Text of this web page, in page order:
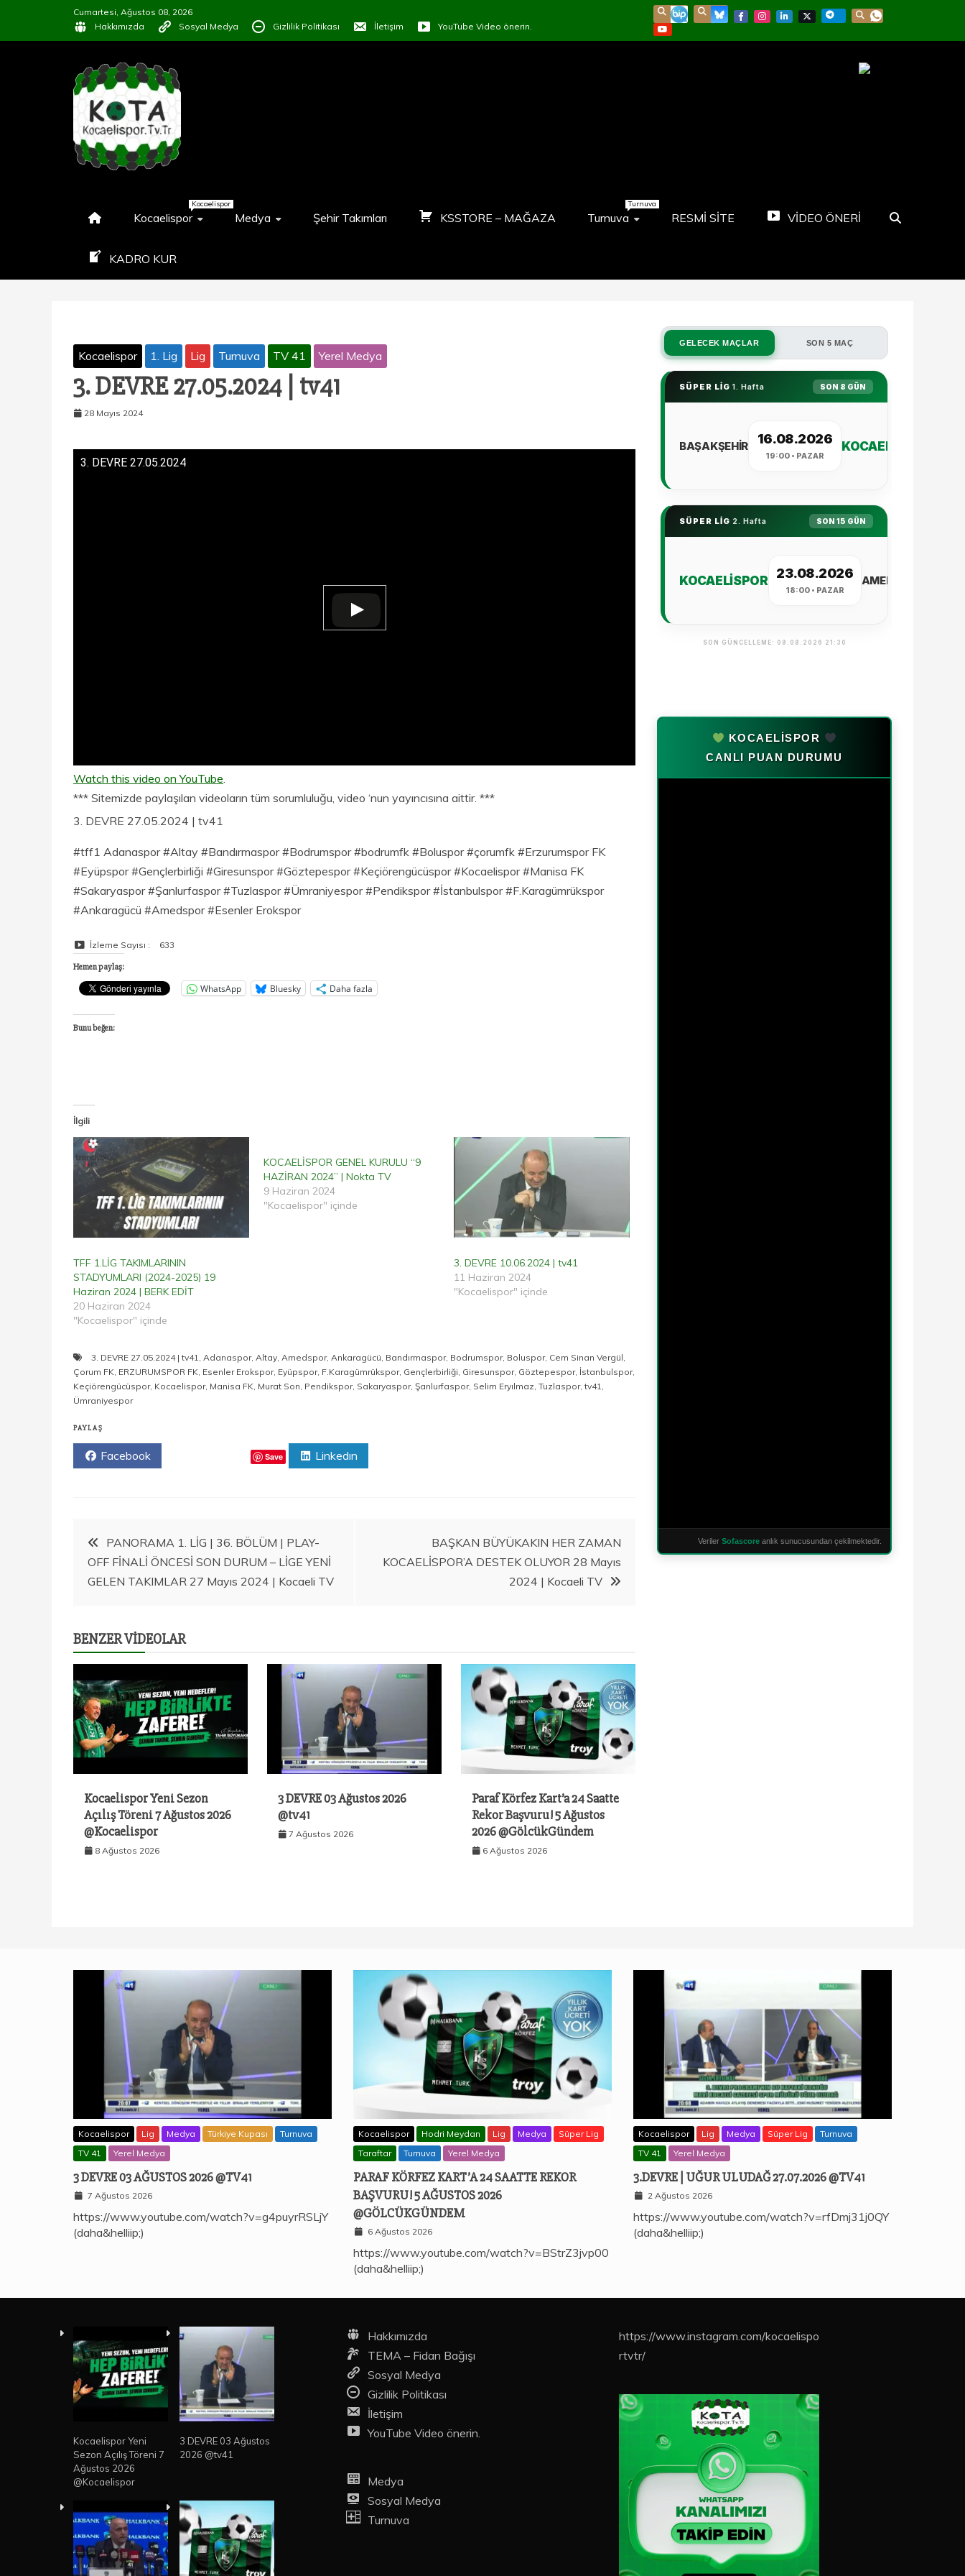
Cumartesi, Ağustos 08, 2026
Hakkımızda
Sosyal Medya Gizlilik Politikası İletişim YouTube Video önerin.
KOCAELISPORTVTR
Kocaelispor
Kocaelispor
Medya Şehir Takımları KSSTORE – MAĞAZA Turnuva
Turnuva
RESMİ SİTE VİDEO ÖNERİ
KADRO KUR
Kocaelispor 1. Lig Lig Turnuva TV 41 Yerel Medya
3. DEVRE 27.05.2024 | tv41
28 Mayıs 2024
3. DEVRE 27.05.2024
Watch this video on YouTube.
*** Sitemizde paylaşılan videoların tüm sorumluluğu, video ‘nun yayıncısına aittir. ***
3. DEVRE 27.05.2024 | tv41
#tff1 Adanaspor #Altay #Bandırmaspor #Bodrumspor #bodrumfk #Boluspor #çorumfk #Erzurumspor FK
#Eyüpspor #Gençlerbirliği #Giresunspor #Göztepespor #Keçiörengücüspor #Kocaelispor #Manisa FK
#Sakaryaspor #Şanlurfaspor #Tuzlaspor #Ümraniyespor #Pendikspor #İstanbulspor #F.Karagümrükspor
#Ankaragücü #Amedspor #Esenler Erokspor
İzleme Sayısı : 633
Hemen paylaş:
WhatsApp Bluesky Daha fazla
Bunu beğen:
İlgili
TFF 1.LİG TAKIMLARININ
STADYUMLARI (2024-2025) 19
Haziran 2024 | BERK EDİT
20 Haziran 2024
"Kocaelispor" içinde
KOCAELİSPOR GENEL KURULU “9
HAZİRAN 2024” | Nokta TV
9 Haziran 2024
"Kocaelispor" içinde
3. DEVRE 10.06.2024 | tv41
11 Haziran 2024
"Kocaelispor" içinde
3. DEVRE 27.05.2024 | tv41, Adanaspor, Altay, Amedspor, Ankaragücü, Bandırmaspor, Bodrumspor, Boluspor, Cem Sinan Vergül,
Çorum FK, ERZURUMSPOR FK, Esenler Erokspor, Eyüpspor, F.Karagümrükspor, Gençlerbirliği, Giresunspor, Göztepespor, İstanbulspor,
Keçiörengücüspor, Kocaelispor, Manisa FK, Murat Son, Pendikspor, Sakaryaspor, Şanlurfaspor, Selim Eryılmaz, Tuzlaspor,tv41,
Ümraniyespor
PAYLAŞ
Facebook Save Linkedın
Yazı
gezinmesi
PANORAMA 1. LİG | 36. BÖLÜM | PLAY-
OFF FİNALİ ÖNCESİ SON DURUM – LİGE YENİ
GELEN TAKIMLAR 27 Mayıs 2024 | Kocaeli TV
BAŞKAN BÜYÜKAKIN HER ZAMAN
KOCAELİSPOR’A DESTEK OLUYOR 28 Mayıs
2024 | Kocaeli TV
BENZER VIDEOLAR
Kocaelispor Yeni Sezon
Açılış Töreni 7 Ağustos 2026
@Kocaelispor
8 Ağustos 2026
3 DEVRE 03 Ağustos 2026
@tv41
7 Ağustos 2026
Paraf Körfez Kart’a 24 Saatte
Rekor Başvuru! 5 Ağustos
2026 @GölcükGündem
6 Ağustos 2026
KOCAELİSPOR
CANLI PUAN DURUMU
Veriler Sofascore anlık sunucusundan çekilmektedir.
Kocaelispor Lig Medya Türkiye Kupası
Turnuva
TV 41
Yerel Medya
3 DEVRE 03 AĞUSTOS 2026 @TV41
7 Ağustos 2026
https://www.youtube.com/watch?v=g4puyrRSLjY
(daha&helliip;)
Kocaelispor Hodri Meydan Lig Medya
Süper Lig
Taraftar
Turnuva Yerel Medya
PARAF KÖRFEZ KART’A 24 SAATTE REKOR
BAŞVURU! 5 AĞUSTOS 2026
@GÖLCÜKGÜNDEM
6 Ağustos 2026
https://www.youtube.com/watch?v=BStrZ3jvp00
(daha&helliip;)
Kocaelispor Lig Medya Süper Lig
Turnuva
TV 41
Yerel Medya
3.DEVRE | UĞUR ULUDAĞ 27.07.2026 @TV41
2 Ağustos 2026
https://www.youtube.com/watch?v=rfDmj31j0QY
(daha&helliip;)
Kocaelispor Yeni
Sezon Açılış Töreni 7
Ağustos 2026
@Kocaelispor
3 DEVRE 03 Ağustos
2026 @tv41
Hakkımızda
TEMA – Fidan Bağışı
Sosyal Medya
Gizlilik Politikası
İletişim
YouTube Video önerin.
Medya
Sosyal Medya
Turnuva
https://www.instagram.com/kocaelispo
rtvtr/